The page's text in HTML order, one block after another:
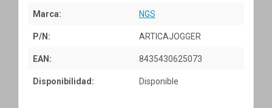
Marca: NGS
P/N: ARTICAJOGGER
EAN: 8435430625073
Disponibilidad: Disponible